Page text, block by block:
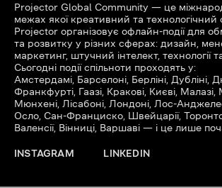
Projector Global Community — це
межах якої креативний та технологічний
Projector організовує офлайн-події для
та розвитку у різних сферах: дизайн,
маркетинг, штучний інтелект, технології
Сьогодні події спільноти проходять у:
Амстердамі, Барселоні, Берліні, Дубліні,
Франкфурті, Гаазі, Кракові, Києві, Малазі,
Мюнхені, Лісабоні, Лондоні, Лос-
Осло, Сан-Франциско, Швейцарії,
Валенсії, Вінниці, Варшаві — і це лише
INSTAGRAM LINKEDIN